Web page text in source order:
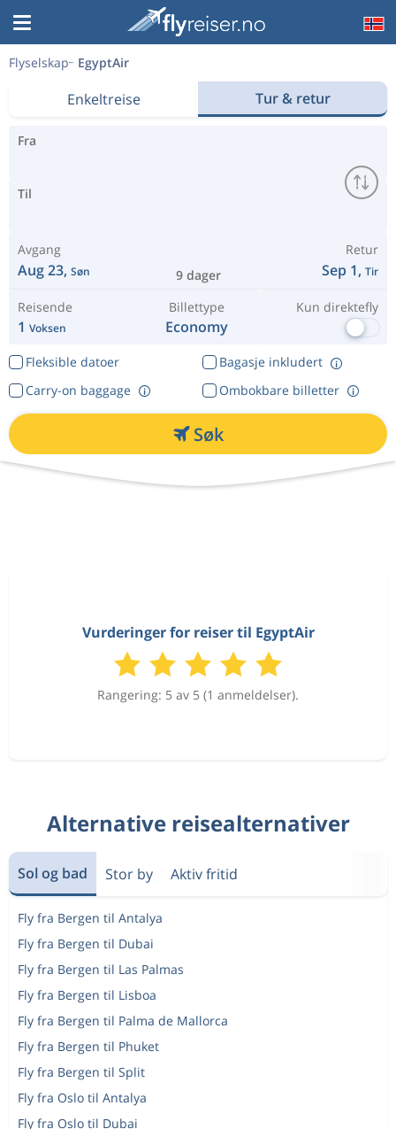
Flyselskap EgyptAir
Enkeltreise Tur & retur
Fra
Til
Avgang
Aug 23, Søn 9 dager
Retur
Sep 1, Tir
Reisende
1 Voksen
Billettype
Economy
Kun direktefly
Fleksible datoer
Bagasje inkludert
Ombokbare billetter
Carry-on baggage
Søk
Vurderinger for reiser til EgyptAir
Rangering: 5 av 5 (1 anmeldelser).
Alternative reisealternativer
Sol og bad Stor by Aktiv fritid
Fly fra Bergen til Antalya
Fly fra Bergen til Dubai
Fly fra Bergen til Las Palmas
Fly fra Bergen til Lisboa
Fly fra Bergen til Palma de Mallorca
Fly fra Bergen til Phuket
Fly fra Bergen til Split
Fly fra Oslo til Antalya
Fly fra Oslo til Dubai